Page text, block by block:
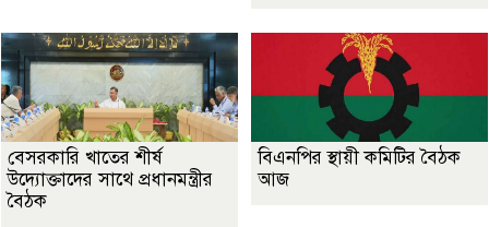
বেসরকারি খাতের শীর্ষ
উদ্যোক্তাদের সাথে প্রধানমন্ত্রীর
বৈঠক
বিএনপির স্থায়ী কমিটির বৈঠক
আজ